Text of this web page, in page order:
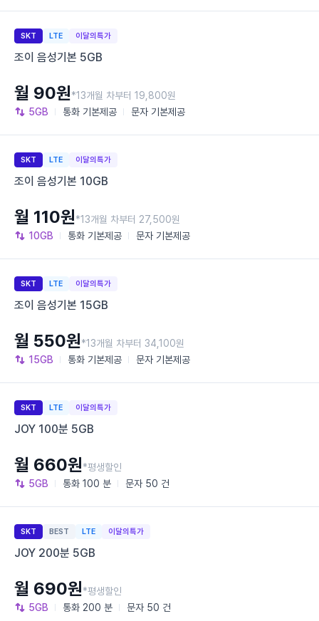
SKT LTE 이달의특가
조이 음성기본 5GB
5GB 통화 기본제공 문자 기본제공
월 90원*13개월 차부터 19,800원
SKT LTE 이달의특가
조이 음성기본 10GB
10GB 통화 기본제공 문자 기본제공
월 110원*13개월 차부터 27,500원
SKT LTE 이달의특가
조이 음성기본 15GB
15GB 통화 기본제공 문자 기본제공
월 550원*13개월 차부터 34,100원
SKT LTE 이달의특가
JOY 100분 5GB
5GB 통화 100 분 문자 50 건
월 660원*평생할인
SKT BEST LTE 이달의특가
JOY 200분 5GB
5GB 통화 200 분 문자 50 건
월 690원*평생할인